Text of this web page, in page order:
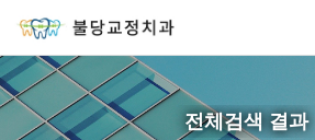
전체검색 결과